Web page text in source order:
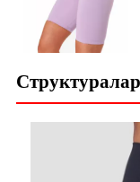
Структуралар